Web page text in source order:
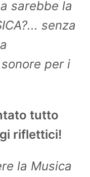
sarebbe la
senza
per i
tutto
riflettici!
la Musica